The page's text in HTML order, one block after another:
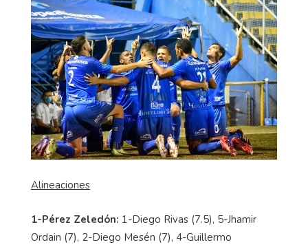
Alineaciones
1-Pérez Zeledón: 1-Diego Rivas (7.5), 5-Jhamir
Ordain (7), 2-Diego Mesén (7), 4-Guillermo